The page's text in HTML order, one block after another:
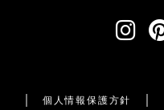
個人情報保護方針